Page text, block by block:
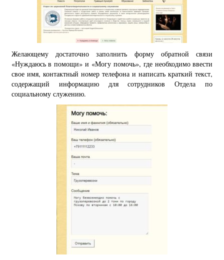
Желающему достаточно заполнить форму обратной связи
«Нуждаюсь в помощи» и «Могу помочь», где необходимо ввести
свое имя, контактный номер телефона и написать краткий текст,
содержащий информацию для сотрудников Отдела по
социальному служению.